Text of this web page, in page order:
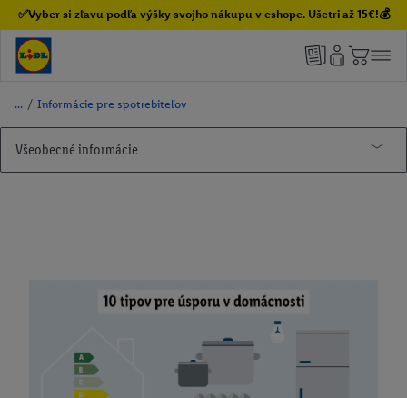
✅Vyber si zľavu podľa výšky svojho nákupu v eshope. Ušetri až 15€!💰
/ Informácie pre spotrebiteľov
Všeobecné informácie
Rifľový sprievodca
Rifľový sprievodca pre ženy
Často kladené otázky